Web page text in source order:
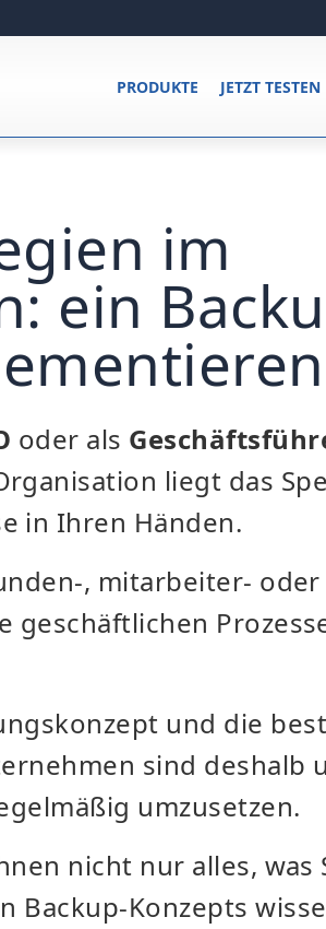
JETZT TESTEN
PRODUKTE
im
ein
oder als
liegt das
in Ihren Händen.
, mitarbeiter- oder
geschäftlichen
und die
sind deshalb
umzusetzen.
nicht nur alles, was
Backup-Konzepts